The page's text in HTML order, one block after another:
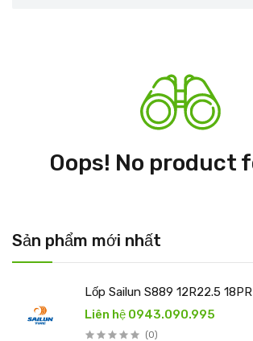
Sản phẩm mới nhất
Lốp Sailun S889 12R22.5 18PR
Liên hệ 0943.090.995
(0)
Oops! No product